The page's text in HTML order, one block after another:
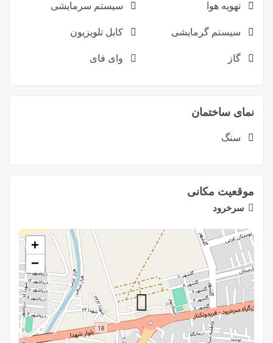
تهویه هوا سیستم سرمایشی
سیستم گرمایشی کابل تلویزیون
گاز وای فای
نمای ساختمان
سنگ
موقعیت مکانی
سرخرود
+
−